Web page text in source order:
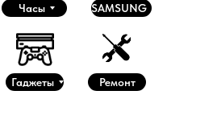
Часы
Гаджеты
SAMSUNG
Ремонт